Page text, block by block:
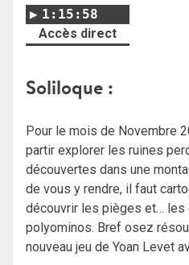
1:15:58
Accès direct
Soliloque :
Pour le mois de Novembre
partir explorer les ruines
découvertes dans une
de vous y rendre, il faut
découvrir les pièges et…
polyominos. Bref osez
nouveau jeu de Yoan Levet